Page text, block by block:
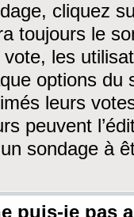
cliquez
toujours le
vote, les
options du
leurs
peuvent
sondage à
puis-je pas